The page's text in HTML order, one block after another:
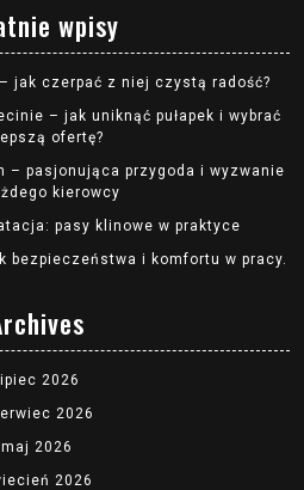
wpisy
jak czerpać z niej czystą radość?
– jak uniknąć pułapek i wybrać
ofertę?
– pasjonująca przygoda i wyzwanie
kierowcy
pasy klinowe w praktyce
bezpieczeństwa i komfortu w pracy.
lipiec 2026
2026
maj 2026
2026